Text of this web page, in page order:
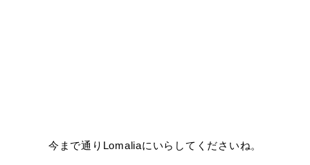
今まで通りLomaliaにいらしてくださいね。